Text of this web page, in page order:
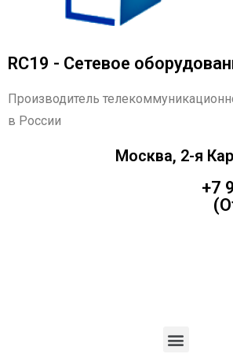
RC19 - Сетевое
Производитель
в России
Москва, 2-я
+7